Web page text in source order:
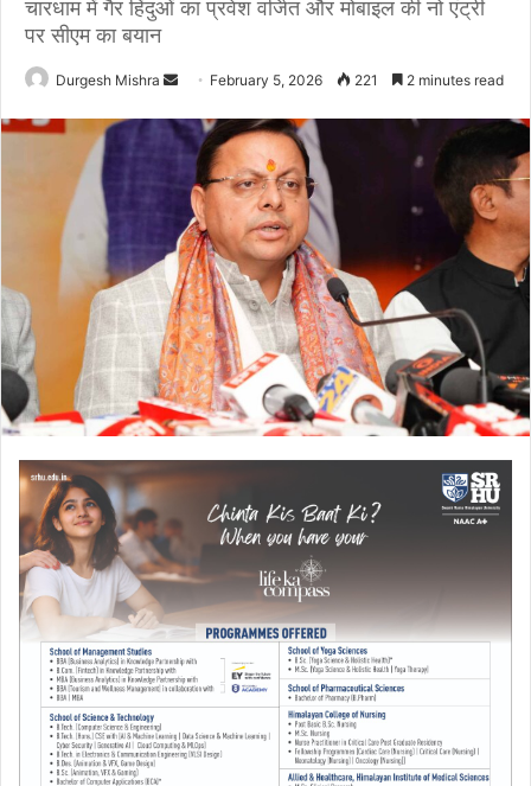
चारधाम में गैर हिंदुओं का प्रवेश वर्जित और मोबाइल की नो एंट्री
पर सीएम का बयान
Durgesh Mishra
Send
email
February 5, 2026 221 2 minutes read